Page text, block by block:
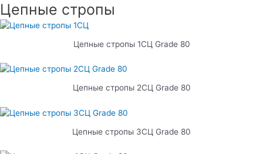
Цепные стропы
Цепные стропы 1СЦ Grade 80
Цепные стропы 2СЦ Grade 80
Цепные стропы 3СЦ Grade 80